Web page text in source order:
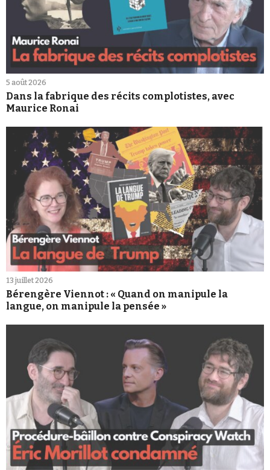
5 août 2026
Dans la fabrique des récits complotistes, avec
Maurice Ronai
13 juillet 2026
Bérengère Viennot : « Quand on manipule la
langue, on manipule la pensée »